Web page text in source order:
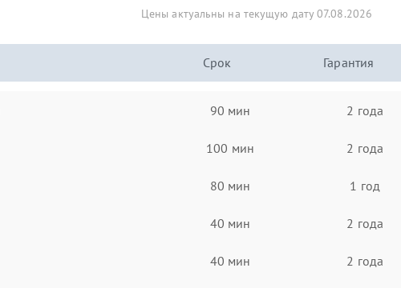
Цены актуальны на текущую дату 07.08.2026
Срок Гарантия
90 мин 2 года
100 мин 2 года
80 мин 1 год
40 мин 2 года
40 мин 2 года